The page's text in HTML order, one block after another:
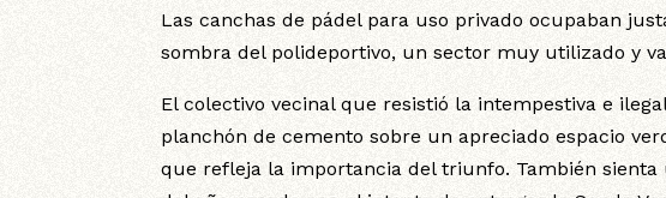
Las canchas de pádel para uso privado ocupaban
sombra del polideportivo, un sector muy utilizado y
El colectivo vecinal que resistió la intempestiva e
planchón de cemento sobre un apreciado espacio
que refleja la importancia del triunfo. También